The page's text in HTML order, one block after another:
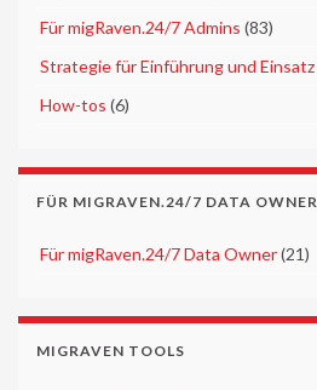
Für migRaven.24/7 Admins (83)
Strategie für Einführung und Einsatz
How-tos (6)
FÜR MIGRAVEN.24/7 DATA OWNER
Für migRaven.24/7 Data Owner(21)
MIGRAVEN TOOLS